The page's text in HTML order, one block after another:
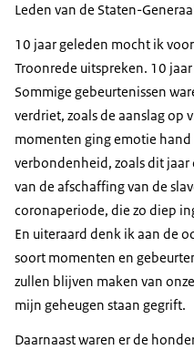
Leden van de Staten-
10 jaar geleden mocht ik
Troonrede uitspreken. 10
Sommige gebeurtenissen
verdriet, zoals de aanslag op
momenten ging emotie
verbondenheid, zoals dit
van de afschaffing van de
coronaperiode, die zo diep
En uiteraard denk ik aan de
soort momenten en
zullen blijven maken van
mijn geheugen staan gegrift.
Daarnaast waren er de